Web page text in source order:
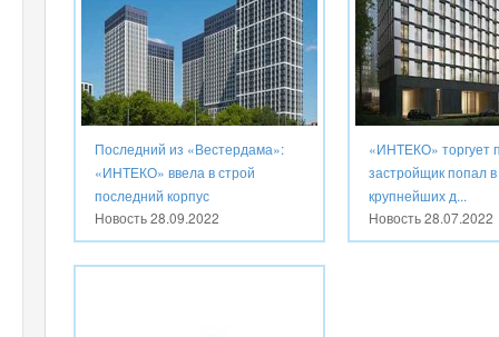
Последний из «Вестердама»:
«ИНТЕКО» ввела в строй
последний корпус
Новость28.09.2022
«ИНТЕКО» торгует
застройщик попал в
крупнейших д...
Новость28.07.2022